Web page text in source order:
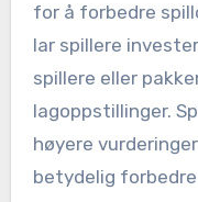
for å forbedre
lar spillere
spillere eller
lagoppstillinger.
høyere
betydelig